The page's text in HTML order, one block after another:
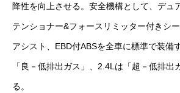
降性を向上させる。安全機構として、デュ
テンショナー&フォースリミッター付きシ
アシスト、EBD付ABSを全車に標準で装備
「良－低排出ガス」、2.4Lは「超－低排出
る。